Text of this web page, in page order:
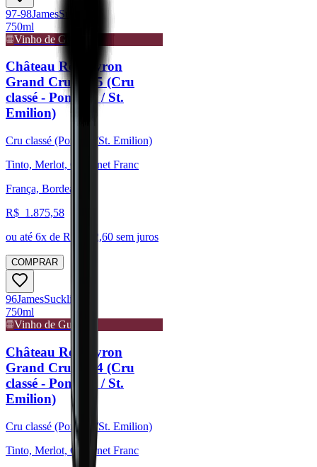
97-98JamesSuckling
750ml
Vinho de Guarda
Château Rocheyron
Grand Cru 2015 (Cru
classé - Pomerol / St.
Emilion)
Cru classé (Pomerol/St. Emilion)
Tinto, Merlot, Cabernet Franc
França, Bordeaux
R$ 1.875,58
ou até 6x de R$ 312,60 sem juros
COMPRAR
96JamesSuckling
750ml
Vinho de Guarda
Château Rocheyron
Grand Cru 2014 (Cru
classé - Pomerol / St.
Emilion)
Cru classé (Pomerol/St. Emilion)
Tinto, Merlot, Cabernet Franc